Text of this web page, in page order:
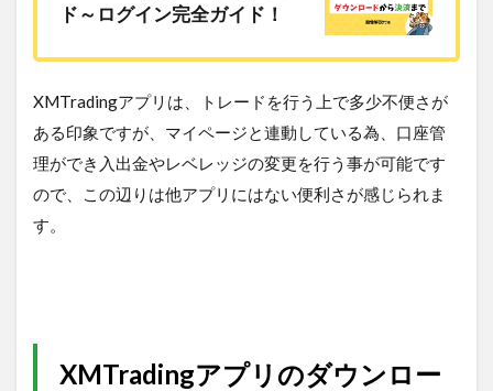
ド～ログイン完全ガイド！
XMTradingアプリは、トレードを行う上で多少不便さが
ある印象ですが、マイページと連動している為、口座管
理ができ入出金やレベレッジの変更を行う事が可能です
ので、この辺りは他アプリにはない便利さが感じられま
す。
XMTradingアプリのダウンロー